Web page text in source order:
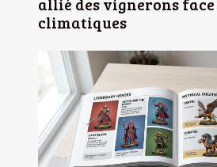
climatiques